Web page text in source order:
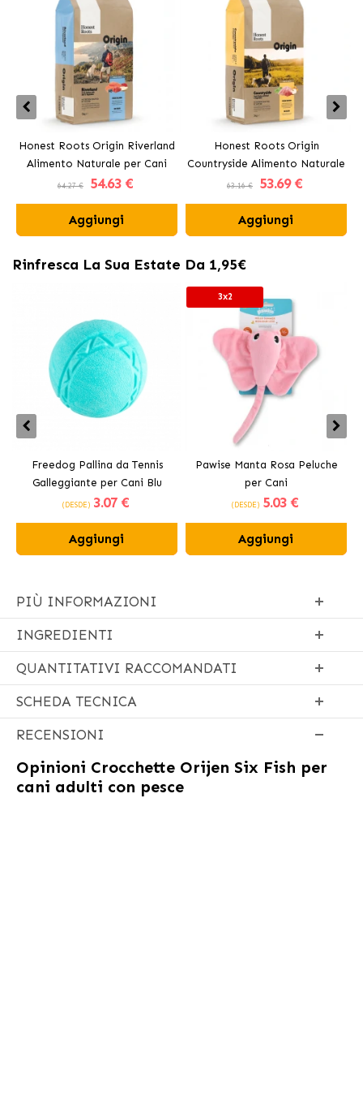
Honest Roots Origin Riverland
Alimento Naturale per Cani
con Salmone e Manzo
64.27 € 54.63 €
Aggiungi
Honest Roots Origin
Countryside Alimento Naturale
per Cani con Pollo e Manzo
63.16 € 53.69 €
Aggiungi
Rinfresca La Sua Estate Da 1,95€
Freedog Pallina da Tennis
Galleggiante per Cani Blu
(DESDE) 3.07 €
Aggiungi
3x2
Pawise Manta Rosa Peluche
per Cani
(DESDE) 5.03 €
Aggiungi
PIÙ INFORMAZIONI
INGREDIENTI
QUANTITATIVI RACCOMANDATI
SCHEDA TECNICA
RECENSIONI
Opinioni Crocchette Orijen Six Fish per
cani adulti con pesce